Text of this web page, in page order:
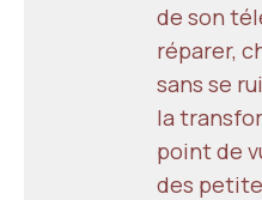
de son
réparer,
sans se
la
point de
des